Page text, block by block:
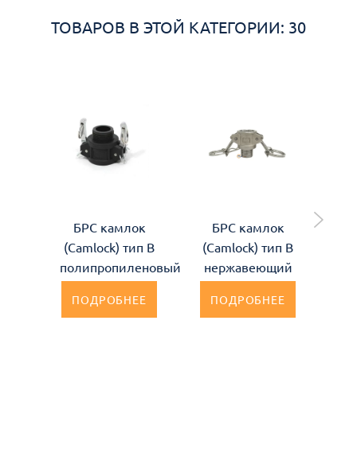
ТОВАРОВ В ЭТОЙ КАТЕГОРИИ: 30
БРС камлок
(Camlock) тип B
полипропиленовый
ПОДРОБНЕЕ
БРС камлок
(Camlock) тип B
нержавеющий
ПОДРОБНЕЕ